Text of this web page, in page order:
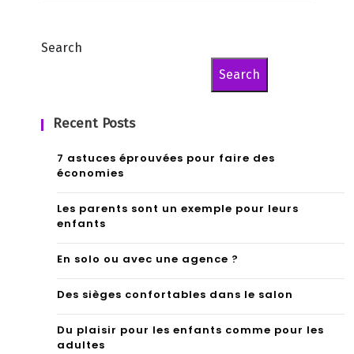
s le
Search
Search
Recent Posts
7 astuces éprouvées pour faire des
économies
Les parents sont un exemple pour leurs
enfants
En solo ou avec une agence ?
Des sièges confortables dans le salon
Du plaisir pour les enfants comme pour les
adultes